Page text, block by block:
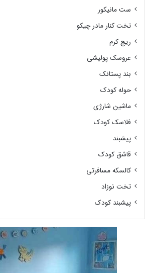
ست مانیکور
تخت کنار مادر چیکو
ریچ کرم
عروسک پولیشی
بند پستانک
حوله کودک
ماشین شارژی
فلاسک کودک
پیشبند
قاشق کودک
کالسکه مسافرتی
تخت نوزاد
پیشبند کودک